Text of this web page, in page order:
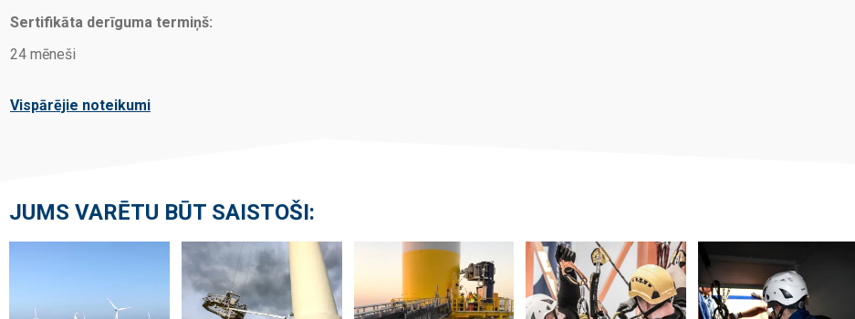
Sertifikāta derīguma termiņš:
24 mēneši
Vispārējie noteikumi
JUMS VARĒTU BŪT SAISTOŠI: